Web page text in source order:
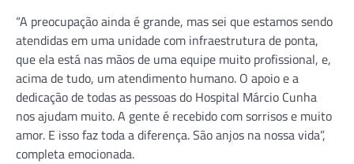
“A preocupação ainda é grande, mas sei que estamos sendo
atendidas em uma unidade com infraestrutura de ponta,
que ela está nas mãos de uma equipe muito profissional, e,
acima de tudo, um atendimento humano. O apoio e a
dedicação de todas as pessoas do Hospital Márcio Cunha
nos ajudam muito. A gente é recebido com sorrisos e muito
amor. E isso faz toda a diferença. São anjos na nossa vida”,
completa emocionada.